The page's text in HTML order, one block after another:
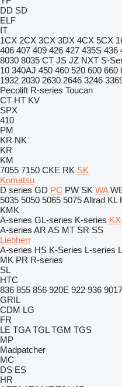
DD SD
ELF
IT
1CX 2CX 3CX 3DX 4CX 5CX
406 407 409 426 427 435S 436
8030 8035 CT JS JZ NXT S-
10 340AJ 450 460 520 600 660
1932 2030 2630 2646 3246
Pecolift R-series Toucan
CT HT KV
SPX
410
PM
KR NK
KR
KM
7055 7150 CKE RK SK
Komatsu
D series GD PC PW SK WA
5035 5050 5065 5075Allrad KL
KMK
A-series GL-series K-series
A-series AR AS MT SR SS
Liebherr
A-series HS K-Series L-series
MK PR R-series
SL
HTC
836 855 856 920E 922 936 9017
GRIL
CDM LG
FR
LE TGA TGL TGM TGS
MP
Madpatcher
MC
DS ES
HR